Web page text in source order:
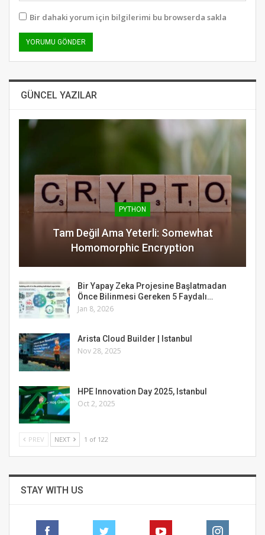
Bir dahaki yorum için bilgilerimi bu browserda sakla
GÜNCEL YAZILAR
PYTHON
Tam Değil Ama Yeterli: Somewhat
Homomorphic Encryption
Bir Yapay Zeka Projesine Başlatmadan
Önce Bilinmesi Gereken 5 Faydalı…
Jan 8, 2026
Arista Cloud Builder | Istanbul
Nov 28, 2025
HPE Innovation Day 2025, Istanbul
Oct 2, 2025
PREV NEXT 1 of 122
STAY WITH US